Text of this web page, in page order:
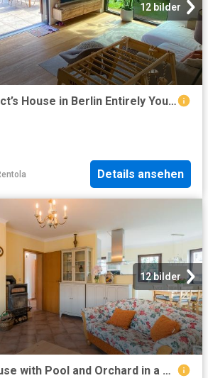
12 bilder
Exclusive Architect’s House in Berlin Entirely Yours!, Berlin Amsterdam Apartments for Rent
Details ansehen
12 bilder
Cozy Country House with Pool and Orchard in a Quiet Location of Berlin Biesdorf, Berlin Amsterdam Apartments for Rent